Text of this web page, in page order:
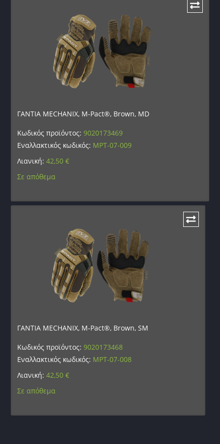
ΓΑΝΤΙΑ MECHANIX, M-Pact®, Brown, MD
Κωδικός προϊόντος:9020173469
Εναλλακτικός κωδικός: MPT-07-009
Λιανική:42,50€
Σε απόθεμα
ΓΑΝΤΙΑ MECHANIX, M-Pact®, Brown, SM
Κωδικός προϊόντος:9020173468
Εναλλακτικός κωδικός: MPT-07-008
Λιανική:42,50€
Σε απόθεμα